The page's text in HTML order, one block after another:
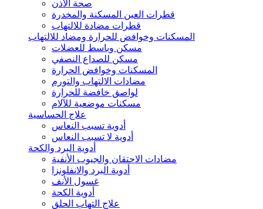
صحة الأذن
قطرات العين المسكنة والمخدرة
قطرات مضادة للالتهاب
المسكنات وخوافض للحرارة ومضاد للالتهاب
مسكن وباسط للعضلات
مسكن للصداع النصفي
المسكنات وخوافض الحرارة
مضادات الالتهاب والتورم
لواصق خافضة للحرارة
مسكنات موضعية للآلام
علاج الحساسية
أدوية تسبب النعاس
أدوية لا تسبب النعاس
أدوية البرد والكحة
مضادات الاحتقان والجيوب الأنفية
أدوية البرد والانفلونزا
غسول الأنف
أدوية الكحة
علاج التهاب الحلق